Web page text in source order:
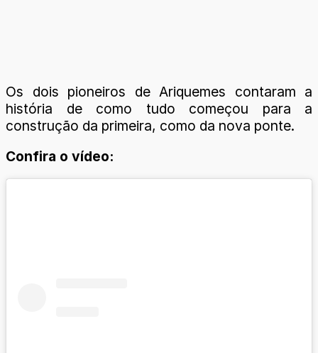
Os dois pioneiros de Ariquemes contaram a
história de como tudo começou para a
construção da primeira, como da nova ponte.
Confira o vídeo: